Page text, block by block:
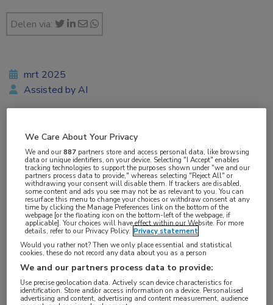
Delen via:
De toevoeging van hypertherme intraperitoneale
mrt 2025
Assisted by AI
Vakgebieden:
Gynaecologie,Oncologie
Aandachtsgebieden:
Gynaecologische oncologie
Tags:
cisplatine,HIPEC,ovariumcarcinoom
We Care About Your Privacy
We and our887 partners store and access personal data, like browsing
data or unique identifiers, on your device. Selecting "I Accept" enables
tracking technologies to support the purposes shown under "we and our
partners process data to provide," whereas selecting "Reject All" or
withdrawing your consent will disable them. If trackers are disabled,
some content and ads you see may not be as relevant to you. You can
resurface this menu to change your choices or withdraw consent at any
time by clicking the Manage Preferences link on the bottom of the
webpage [or the floating icon on the bottom-left of the webpage, if
applicable]. Your choices will have effect within our Website. For more
details, refer to our Privacy Policy. Privacy statement
Would you rather not? Then we only place essential and statistical
cookies, these do not record any data about you as a person
We and our partners process data to provide:
Use precise geolocation data. Actively scan device characteristics for
identification. Store and/or access information on a device. Personalised
advertising and content, advertising and content measurement, audience